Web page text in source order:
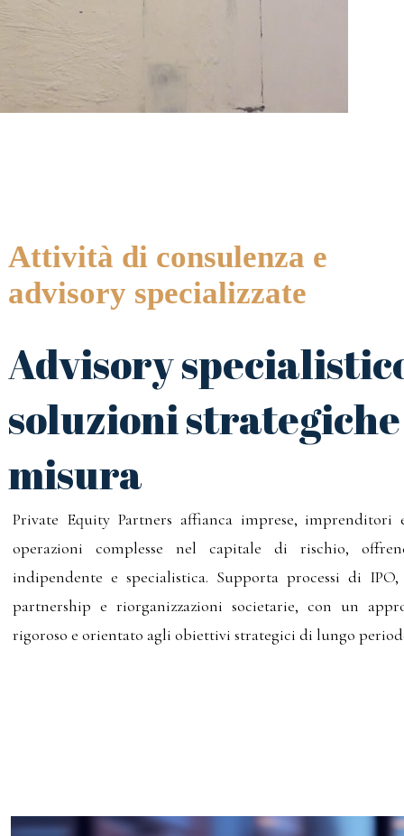
Attività di consulenza e
advisory specializzate
Advisory
soluzioni
misura
Private Equity Partners affianca imprese,
operazioni complesse nel capitale di rischio,
indipendente e specialistica. Supporta processi di
partnership e riorganizzazioni societarie, con un
rigoroso e orientato agli obiettivi strategici di lungo